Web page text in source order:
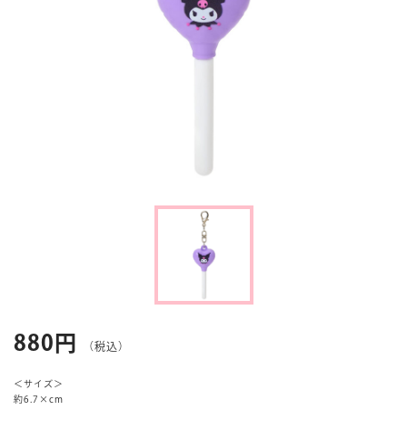
880円 （税込）
＜サイズ＞
約6.7×cm